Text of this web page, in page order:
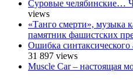
Суровые челябинские…
views
«Танго смерти», музыка
памятник фашистских
Ошибка
31 897 views
Muscle Car – настоящая